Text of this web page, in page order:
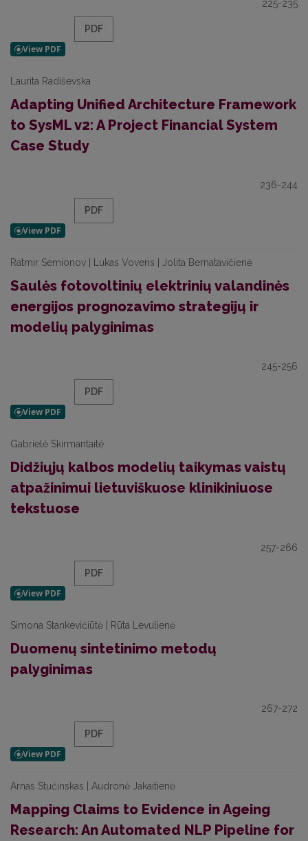
225-235
PDF
Laurita Radiševska
Adapting Unified Architecture Framework
to SysML v2: A Project Financial System
Case Study
236-244
PDF
Ratmir Semionov | Lukas Voveris | Jolita Bernatavičienė
Saulės fotovoltinių elektrinių valandinės
energijos prognozavimo strategijų ir
modelių palyginimas
245-256
PDF
Gabrielė Skirmantaitė
Didžiųjų kalbos modelių taikymas vaistų
atpažinimui lietuviškuose klinikiniuose
tekstuose
257-266
PDF
Simona Stankevičiūtė | Rūta Levulienė
Duomenų sintetinimo metodų
palyginimas
267-272
PDF
Arnas Stučinskas | Audronė Jakaitienė
Mapping Claims to Evidence in Ageing
Research: An Automated NLP Pipeline for